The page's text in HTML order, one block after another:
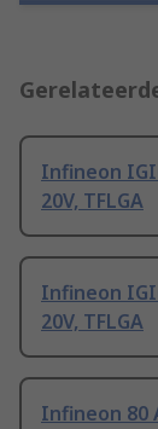
Infineon
20V, TFLGA
Infineon
20V, TFLGA
Infineon 80